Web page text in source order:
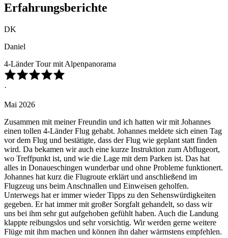
Erfahrungsberichte
DK
Daniel
4-Länder Tour mit Alpenpanorama
·
Mai 2026
Zusammen mit meiner Freundin und ich hatten wir mit Johannes
einen tollen 4-Länder Flug gehabt. Johannes meldete sich einen Tag
vor dem Flug und bestätigte, dass der Flug wie geplant statt finden
wird. Da bekamen wir auch eine kurze Instruktion zum Abflugeort,
wo Treffpunkt ist, und wie die Lage mit dem Parken ist. Das hat
alles in Donaueschingen wunderbar und ohne Probleme funktionert.
Johannes hat kurz die Flugroute erklärt und anschließend im
Flugzeug uns beim Anschnallen und Einweisen geholfen.
Unterwegs hat er immer wieder Tipps zu den Sehenswürdigkeiten
gegeben. Er hat immer mit großer Sorgfalt gehandelt, so dass wir
uns bei ihm sehr gut aufgehoben gefühlt haben. Auch die Landung
klappte reibungslos und sehr vorsichtig. Wir werden gerne weitere
Flüge mit ihm machen und können ihn daher wärmstens empfehlen.